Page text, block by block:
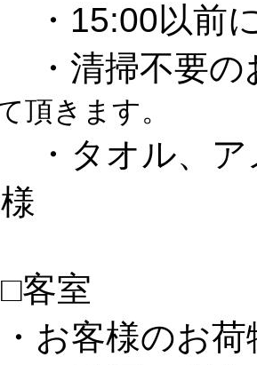
15:00以前に
清掃不要
頂きます。
タオル、ア
客室
お客様のお荷